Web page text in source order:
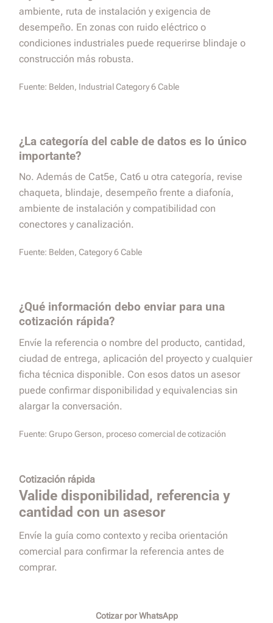
ambiente, ruta de instalación y exigencia de
desempeño. En zonas con ruido eléctrico o
condiciones industriales puede requerirse blindaje o
construcción más robusta.
Fuente: Belden, Industrial Category 6 Cable
¿La categoría del cable de datos es lo único
importante?
No. Además de Cat5e, Cat6 u otra categoría, revise
chaqueta, blindaje, desempeño frente a diafonía,
ambiente de instalación y compatibilidad con
conectores y canalización.
Fuente: Belden, Category 6 Cable
¿Qué información debo enviar para una
cotización rápida?
Envíe la referencia o nombre del producto, cantidad,
ciudad de entrega, aplicación del proyecto y cualquier
ficha técnica disponible. Con esos datos un asesor
puede confirmar disponibilidad y equivalencias sin
alargar la conversación.
Fuente: Grupo Gerson, proceso comercial de cotización
Cotización rápida
Valide disponibilidad, referencia y
cantidad con un asesor
Envíe la guía como contexto y reciba orientación
comercial para confirmar la referencia antes de
comprar.
Cotizar por WhatsApp